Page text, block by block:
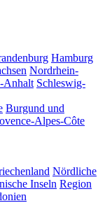
Hamburg
Nordrhein-
Anhalt Schleswig-
Burgund und
Alpes-Côte
Nördliche
Inseln Region